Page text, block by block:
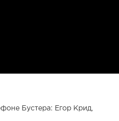
Бустера: Егор Крид,